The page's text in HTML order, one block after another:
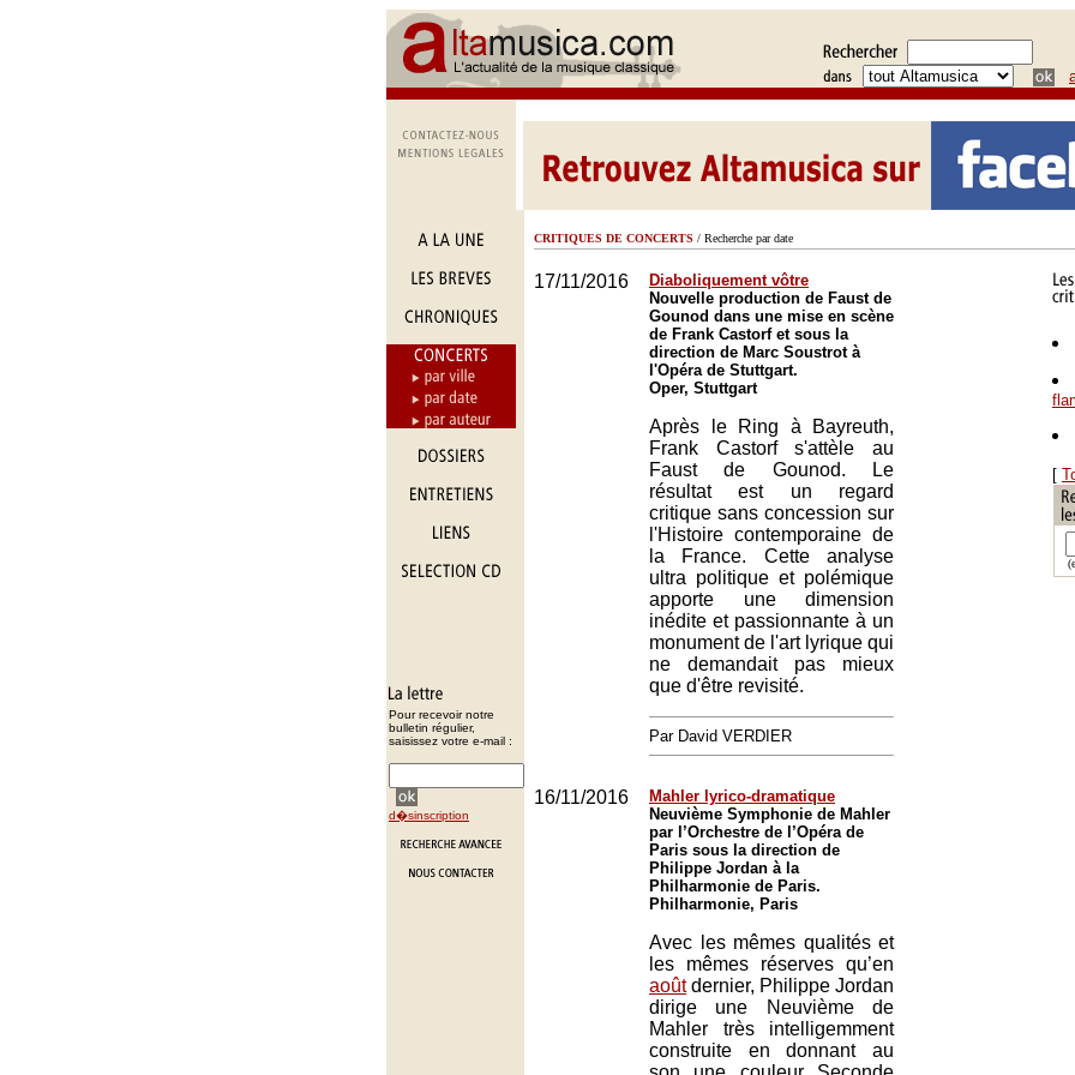
Pour recevoir notre
bulletin régulier,
saisissez votre e-mail :
d�sinscription
CRITIQUES DE CONCERTS / Recherche par date
17/11/2016
Diaboliquement vôtre
Nouvelle production de Faust de
Gounod dans une mise en scène
de Frank Castorf et sous la
direction de Marc Soustrot à
l'Opéra de Stuttgart.
Oper, Stuttgart
Après le Ring à Bayreuth,
Frank Castorf s'attèle au
Faust de Gounod. Le
résultat est un regard
critique sans concession sur
l'Histoire contemporaine de
la France. Cette analyse
ultra politique et polémique
apporte une dimension
inédite et passionnante à un
monument de l'art lyrique qui
ne demandait pas mieux
que d'être revisité.
Par David VERDIER
16/11/2016
Mahler lyrico-dramatique
Neuvième Symphonie de Mahler
par l’Orchestre de l’Opéra de
Paris sous la direction de
Philippe Jordan à la
Philharmonie de Paris.
Philharmonie, Paris
Avec les mêmes qualités et
les mêmes réserves qu’en
aoûtdernier, Philippe Jordan
dirige une Neuvième de
Mahler très intelligemment
construite en donnant au
[